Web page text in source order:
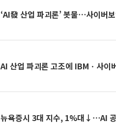
‘AI發 산업 파괴론’ 봇물⋯사이버
AI 산업 파괴론 고조에 IBMㆍ사이
뉴욕증시 3대 지수, 1%대↓⋯AI